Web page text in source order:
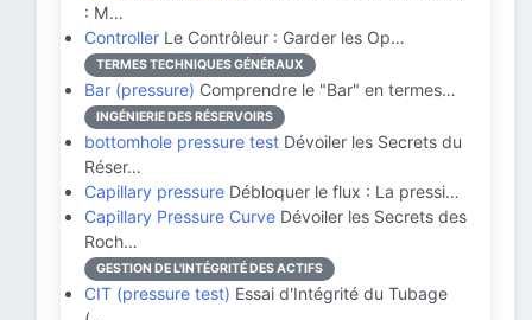
: M…
Controller Le Contrôleur : Garder les Op…
TERMES TECHNIQUES GÉNÉRAUX
Bar (pressure) Comprendre le "Bar" en termes…
INGÉNIERIE DES RÉSERVOIRS
bottomhole pressure test Dévoiler les Secrets du
Réser…
Capillary pressure Débloquer le flux : La pressi…
Capillary Pressure Curve Dévoiler les Secrets des
Roch…
GESTION DE L'INTÉGRITÉ DES ACTIFS
CIT (pressure test) Essai d'Intégrité du Tubage